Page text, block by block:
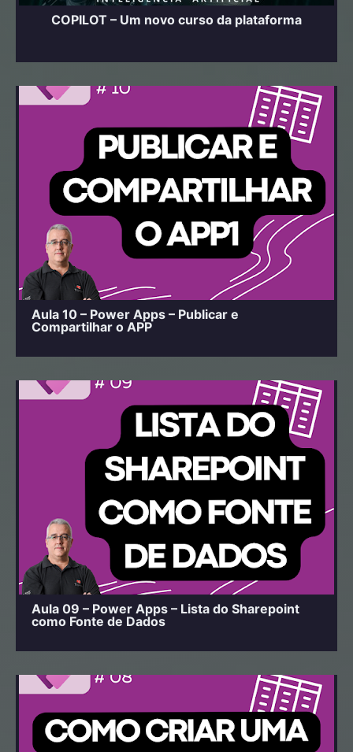
COPILOT – Um novo curso da plataforma
Aula 10 – Power Apps – Publicar e
Compartilhar o APP
Aula 09 – Power Apps – Lista do Sharepoint
como Fonte de Dados